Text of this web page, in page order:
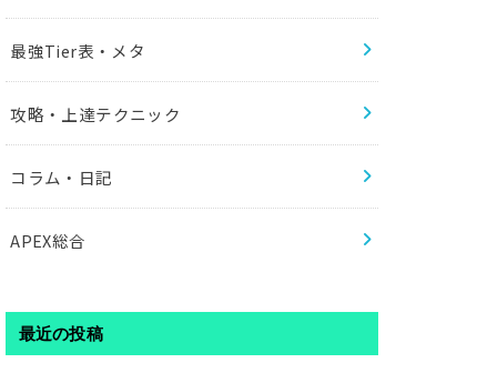
最強Tier表・メタ
攻略・上達テクニック
コラム・日記
APEX総合
最近の投稿